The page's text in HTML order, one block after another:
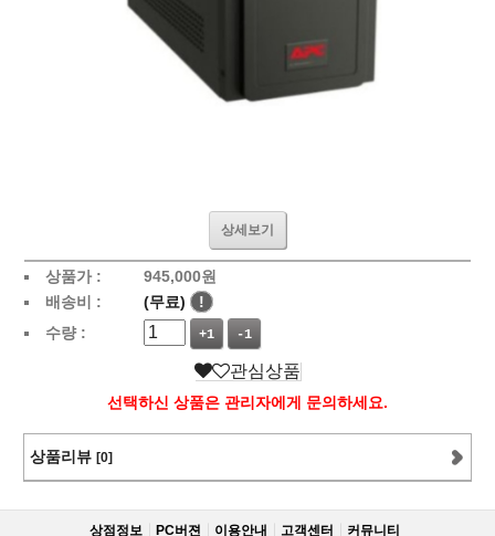
상세보기
상품가 : 945,000원
배송비 :
(무료)
!
수량 :
+1 -1
관심상품
선택하신 상품은 관리자에게 문의하세요.
상품리뷰 [0]
상점정보 PC버젼 이용안내 고객센터 커뮤니티